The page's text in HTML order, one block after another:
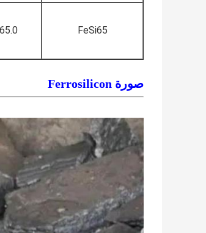
FeSi65
65.0
صورة Ferrosilicon